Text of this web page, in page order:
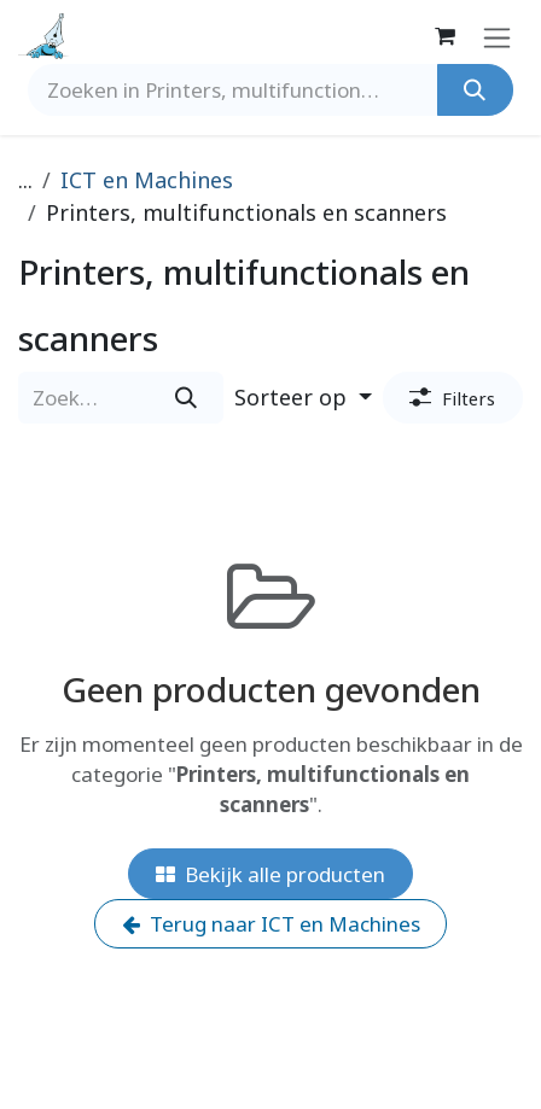
Overslaan naar inhoud
...
ICT en Machines
Printers, multifunctionals en scanners
Printers, multifunctionals en
scanners
Sorteer op Filters
Geen producten gevonden
Er zijn momenteel geen producten beschikbaar in de
categorie "Printers, multifunctionals en
scanners".
Bekijk alle producten
Terug naar ICT en Machines